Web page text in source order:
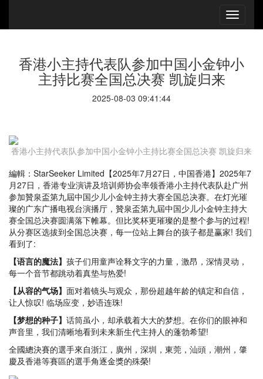
香港小主持代表队参加中国小金钟小
主持比赛全国总决赛 凯旋归来
2025-08-03 09:41:44
香港小主持代表队参加中国小金钟小主持比赛全国总决赛 凯旋归来
編輯：StarSeeker Limited【2025年7月27日，中国香港】2025年7
月27日，香港专业演讲及培训师协会率领香港小主持代表队赴广州
参加贊泉盃第九屆中国少儿小金钟主持大赛全国总决赛。在灯光璀
璨的广东广播电视台演播厅，贊泉盃第九屆中国少儿小金钟主持大
赛全国总决赛圆满落下帷幕。但比奖杯更璀璨的是整个参与的过程!
从分赛区选拔到全国总决赛，每一位站上舞台的孩子都是赢家! 我们
看到了:
【语言的魔法】 孩子们用童声诠释文字的力量，激昂，深情灵动，
每一个音节都跳动着真垫与热爱!
【从容的气场】 面对着镜头与观众，那份超越年龄的镇定和自信，
让人惊叹! 临场应变，妙语连珠!
【梦想的种子】 话筒虽小，却承载着大大的梦想。在你们的眼神和
声音里，我们清晰地看到未来新生代主持人的蓬勃希望!
全國總決賽的選手來自浙江，廣州，深圳，東莞，汕頭，潮州，肇
慶及香港等賽區的選手角逐金獎的殊榮!